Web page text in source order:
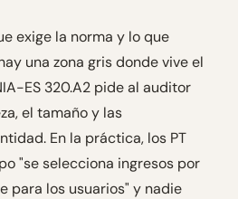
exige la norma y lo que
una zona gris donde vive el
ES 320.A2 pide al auditor
el tamaño y las
En la práctica, los PT
"se selecciona ingresos por
para los usuarios" y nadie